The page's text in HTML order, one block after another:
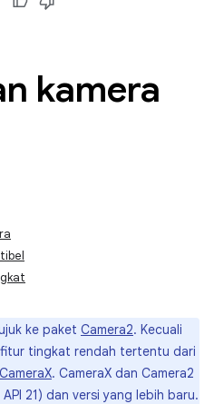
kamera
ke paket Camera2. Kecuali
fitur tingkat rendah tertentu dari
CameraX. CameraX dan Camera2
21) dan versi yang lebih baru.